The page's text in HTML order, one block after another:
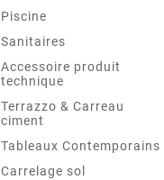
Piscine
Sanitaires
Accessoire produit
technique
Terrazzo & Carreau
ciment
Tableaux Contemporains
Carrelage sol